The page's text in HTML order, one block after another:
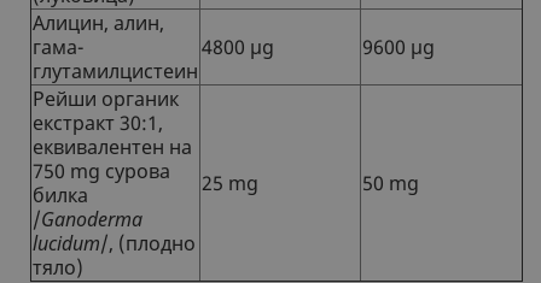
Алицин, алин,
гама-
глутамилцистеин
4800 µg
9600 µg
Рейши органик
екстракт 30:1,
eквивалентен на
750 mg сурова
билка
/Ganoderma
lucidum/, (плодно
тяло)
25 mg 50 mg